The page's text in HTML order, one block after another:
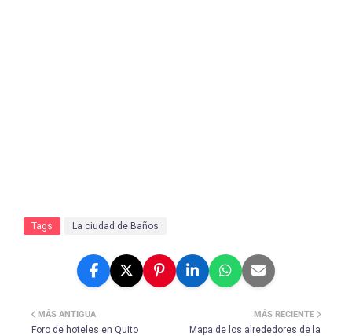
Tags La ciudad de Baños
MÁS RECIENTE
Mapa de los alrededores de la
MÁS ANTIGUA
Foro de hoteles en Quito